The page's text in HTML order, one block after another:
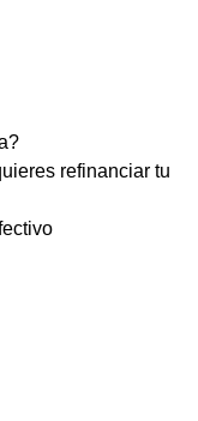
refinanciar tu